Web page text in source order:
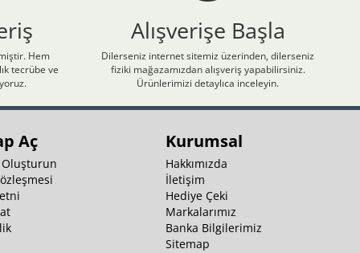
Hem
tecrübe ve
Alışverişe Başla
Dilerseniz internet sitemiz üzerinden, dilerseniz
fiziki mağazamızdan alışveriş yapabilirsiniz.
Ürünlerimizi detaylıca inceleyin.
Aç
Oluşturun
Kurumsal
Hakkımızda
İletişim
Hediye Çeki
Markalarımız
Banka Bilgilerimiz
Sitemap